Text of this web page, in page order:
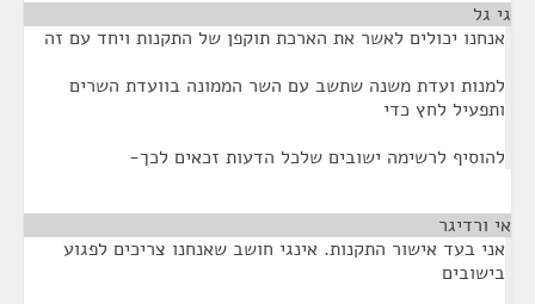
גי גל
אנחנו יכולים לאשר את הארכת תוקפן של התקנות ויחד עם זה
למנות ועדת משנה שתשב עם השר הממונה בוועדת השרים
ותפעיל לחץ כדי
להוסיף לרשימה ישובים שלכל הדעות זכאים לכך-
אי ורדיגר
אני בעד אישור התקנות. אינגי חושב שאנחנו צריכים לפגוע
בישובים